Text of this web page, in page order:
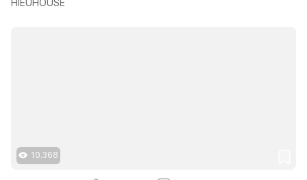
HIEUHOUSE
10.368